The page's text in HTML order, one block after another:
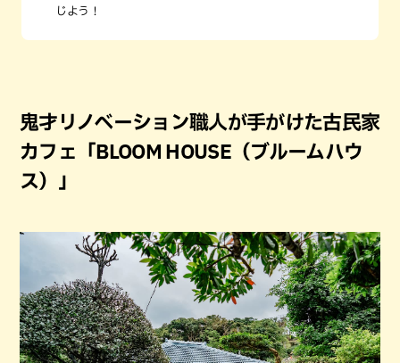
じよう！
鬼才リノベーション職人が手がけた古民家
カフェ「BLOOM HOUSE（ブルームハウ
ス）」